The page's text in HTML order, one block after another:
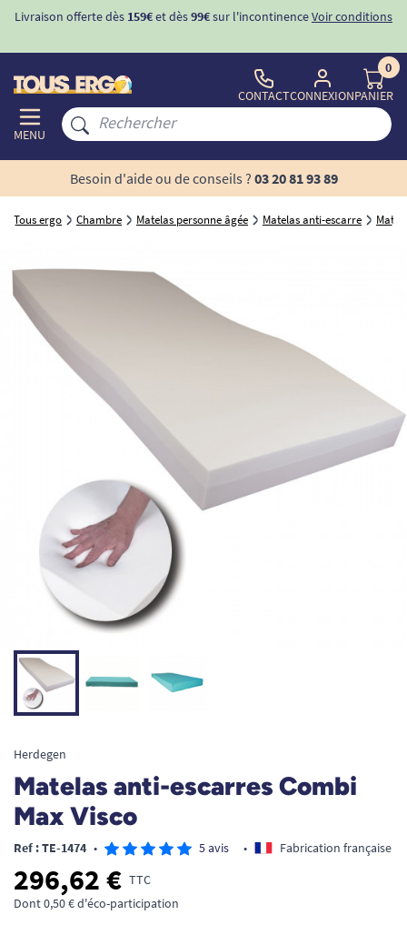
Livraison offerte dès 159€et dès99€sur l'incontinenceVoir conditions
MENU
CONTACTCONNEXION
0
PANIER
Besoin d'aide ou de conseils ? 03 20 81 93 89
Tous ergo Chambre Matelas personne âgée Matelas anti-escarre
Herdegen
Matelas anti-escarres Combi
Max Visco
Ref : TE-1474 • 5 avis • Fabrication française
296,62 € TTC
Dont 0,50 € d'éco-participation